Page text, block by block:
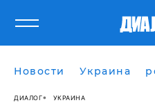
Новости Украина
ДИАЛОГ УКРАИНА